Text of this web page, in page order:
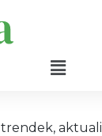
trendek,